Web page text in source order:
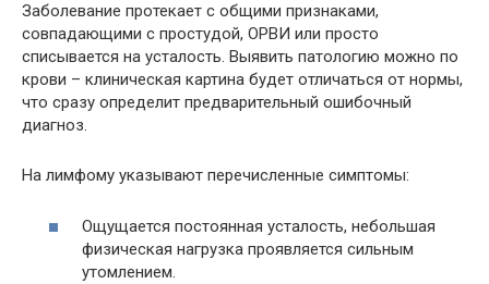
Заболевание протекает с общими признаками,
совпадающими с простудой, ОРВИ или просто
списывается на усталость. Выявить патологию можно по
крови – клиническая картина будет отличаться от нормы,
что сразу определит предварительный ошибочный
диагноз.
На лимфому указывают перечисленные симптомы:
Ощущается постоянная усталость, небольшая
физическая нагрузка проявляется сильным
утомлением.